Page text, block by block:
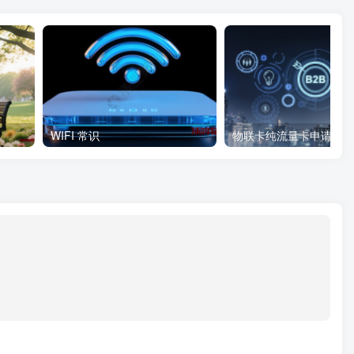
WIFI 常识 物联卡纯流量卡申请